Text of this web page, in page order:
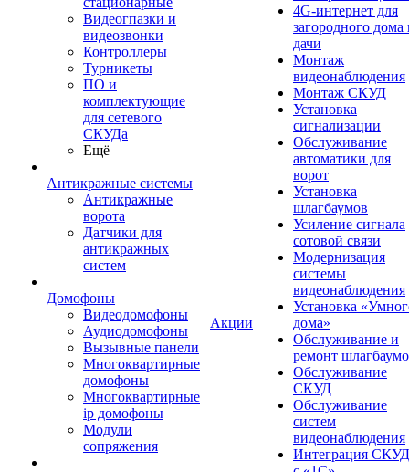
Видеогпазки и
видеозвонки
Контроллеры
Турникеты
ПО и
комплектующие
для сетевого
СКУДа
Ещё
Антикражные системы
Антикражные
ворота
Датчики для
антикражных
систем
Домофоны
Видеодомофоны
Аудиодомофоны
Вызывные панели
Многоквартирные
домофоны
Многоквартирные
ip домофоны
Модули
сопряжения
Акции
4G-интернет для
загородного дома
дачи
Монтаж
видеонаблюдения
Монтаж СКУД
Установка
сигнализации
Обслуживание
автоматики для
ворот
Установка
шлагбаумов
Усиление сигнала
сотовой связи
Модернизация
системы
видеонаблюдения
Установка
дома»
Обслуживание и
ремонт
Обслуживание
СКУД
Обслуживание
систем
видеонаблюдения
Интеграция СКУД